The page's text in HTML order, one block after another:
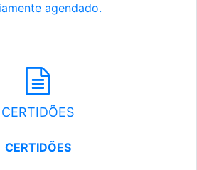
agendado.
CERTIDÕES
CERTIDÕES